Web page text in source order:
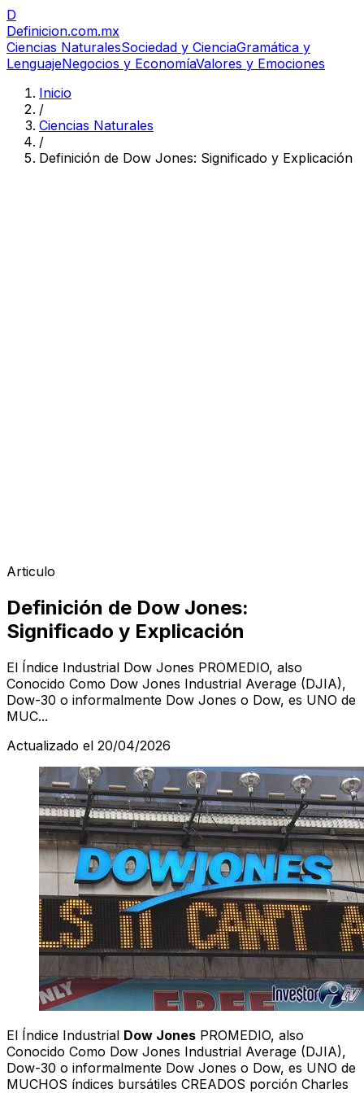
D
Definicion.com.mx
Ciencias NaturalesSociedad y CienciaGramática y
LenguajeNegocios y EconomíaValores y Emociones
Inicio
/
Ciencias Naturales
/
Definición de Dow Jones: Significado y Explicación
Articulo
Definición de Dow Jones:
Significado y Explicación
El Índice Industrial Dow Jones PROMEDIO, also
Conocido Como Dow Jones Industrial Average (DJIA),
Dow-30 o informalmente Dow Jones o Dow, es UNO de
MUC...
Actualizado el 20/04/2026
El Índice Industrial Dow Jones PROMEDIO, also
Conocido Como Dow Jones Industrial Average (DJIA),
Dow-30 o informalmente Dow Jones o Dow, es UNO de
MUCHOS índices bursátiles CREADOS porción Charles